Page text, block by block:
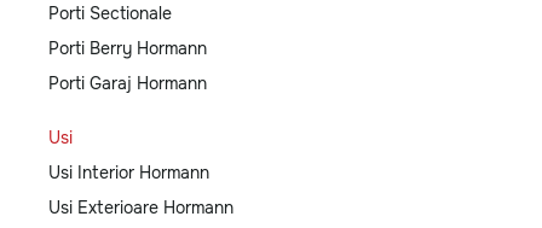
Porti Sectionale
Porti Berry Hormann
Porti Garaj Hormann
Usi
Usi Interior Hormann
Usi Exterioare Hormann